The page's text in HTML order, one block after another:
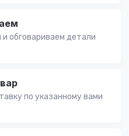
обговариваем детали
по указанному вами